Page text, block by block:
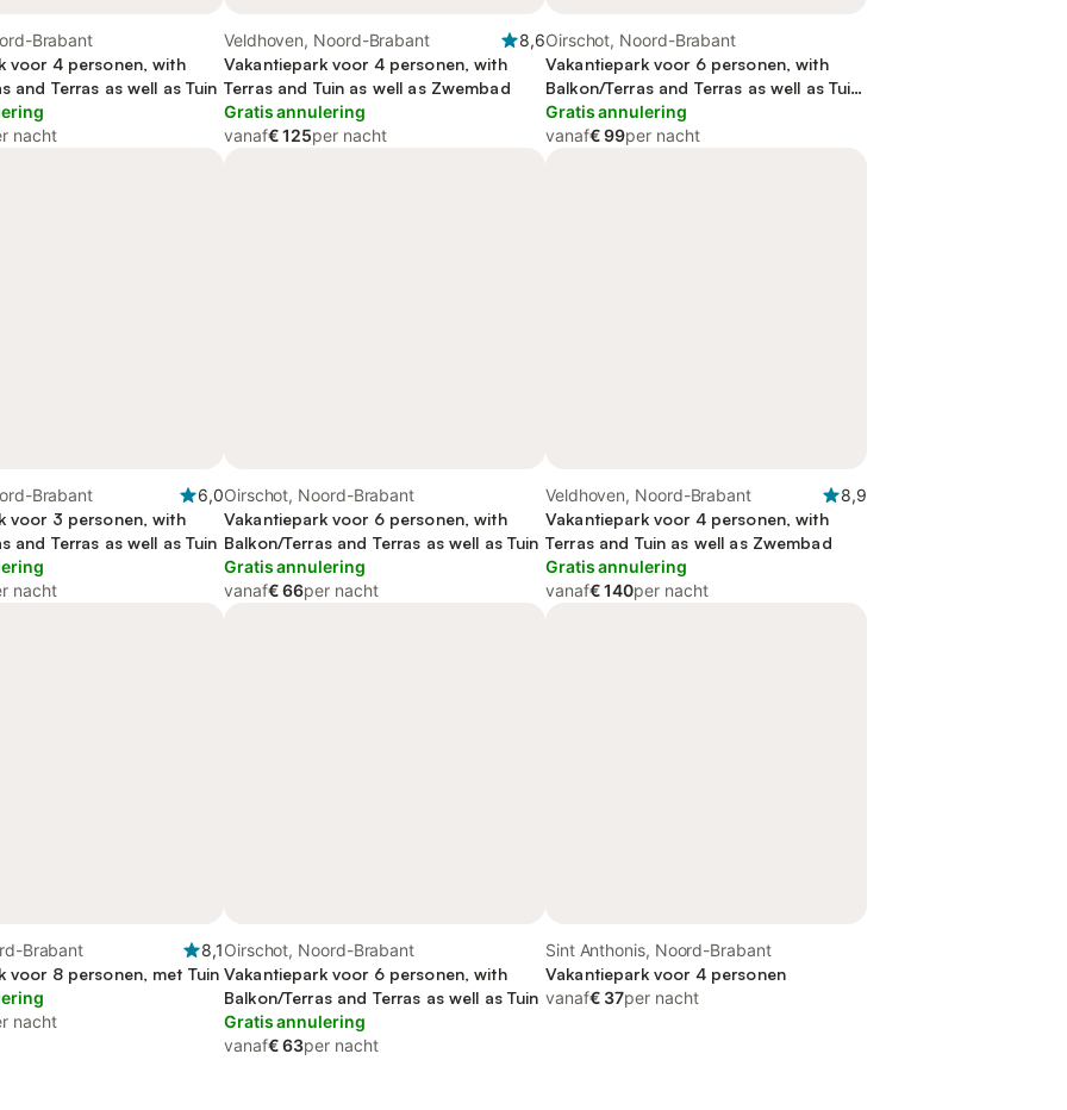
Brabant
voor 4 personen, with
and Terras as well as Tuin
nacht
Veldhoven, Noord-Brabant
8,6
Vakantiepark voor 4 personen, with
Terras and Tuin as well as Zwembad
Gratis annulering
vanaf€ 125per nacht
Oirschot, Noord-Brabant
Vakantiepark voor 6 personen, with
Balkon/Terras and Terras as well as Tuin
and Uitzicht op het meer
Gratis annulering
vanaf€ 99per nacht
Brabant
6,0
voor 3 personen, with
and Terras as well as Tuin
nacht
Oirschot, Noord-Brabant
Vakantiepark voor 6 personen, with
Balkon/Terras and Terras as well as Tuin
Gratis annulering
vanaf€ 66per nacht
Veldhoven, Noord-Brabant
8,9
Vakantiepark voor 4 personen, with
Terras and Tuin as well as Zwembad
Gratis annulering
vanaf€ 140per nacht
Brabant
8,1
voor 8 personen, met Tuin
nacht
Oirschot, Noord-Brabant
Vakantiepark voor 6 personen, with
Balkon/Terras and Terras as well as Tuin
Gratis annulering
vanaf€ 63per nacht
Sint Anthonis, Noord-Brabant
Vakantiepark voor 4 personen
vanaf€ 37per nacht